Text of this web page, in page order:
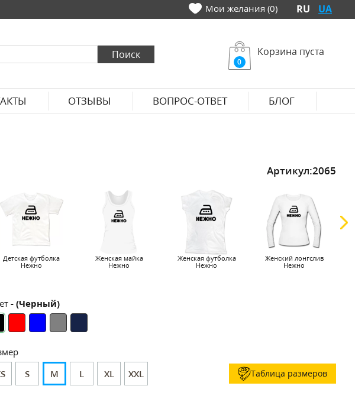
Мои желания (0) RU UA
0
Корзина пуста
ОТЗЫВЫ ВОПРОС-ОТВЕТ БЛОГ
Артикул:2065
Детская футболка
Нежно
Женская майка
Нежно
Женская футболка
Нежно
Женский лонгслив
Нежно
- (Черный)
S M L XL XXL Таблица размеров